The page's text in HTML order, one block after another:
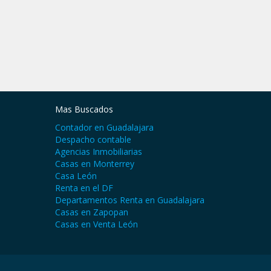
Mas Buscados
Contador en Guadalajara
Despacho contable
Agencias Inmobiliarias
Casas en Monterrey
Casa León
Renta en el DF
Departamentos Renta en Guadalajara
Casas en Zapopan
Casas en Venta León